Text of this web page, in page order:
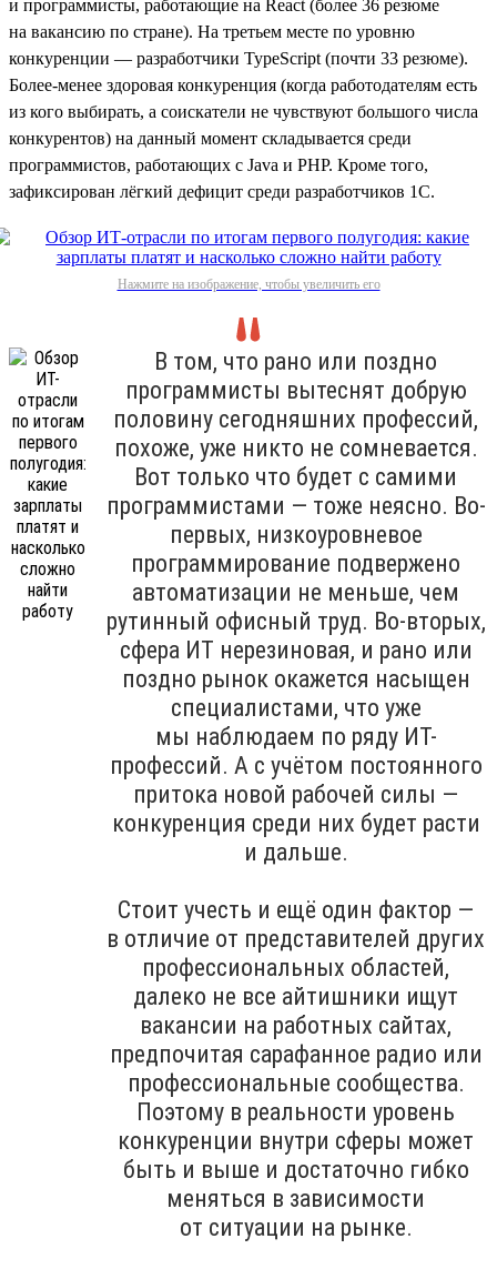
и программисты, работающие на React (более 36 резюме
на вакансию по стране). На третьем месте по уровню
конкуренции — разработчики TypeScript (почти 33 резюме).
Более-менее здоровая конкуренция (когда работодателям есть
из кого выбирать, а соискатели не чувствуют большого числа
конкурентов) на данный момент складывается среди
программистов, работающих с Java и PHP. Кроме того,
зафиксирован лёгкий дефицит среди разработчиков 1С.
Нажмите на изображение, чтобы увеличить его
В том, что рано или поздно
программисты вытеснят добрую
половину сегодняшних профессий,
похоже, уже никто не сомневается.
Вот только что будет с самими
программистами — тоже неясно. Во-
первых, низкоуровневое
программирование подвержено
автоматизации не меньше, чем
рутинный офисный труд. Во-вторых,
сфера ИТ нерезиновая, и рано или
поздно рынок окажется насыщен
специалистами, что уже
мы наблюдаем по ряду ИТ-
профессий. А с учётом постоянного
притока новой рабочей силы —
конкуренция среди них будет расти
и дальше.
Стоит учесть и ещё один фактор —
в отличие от представителей других
профессиональных областей,
далеко не все айтишники ищут
вакансии на работных сайтах,
предпочитая сарафанное радио или
профессиональные сообщества.
Поэтому в реальности уровень
конкуренции внутри сферы может
быть и выше и достаточно гибко
меняться в зависимости
от ситуации на рынке.